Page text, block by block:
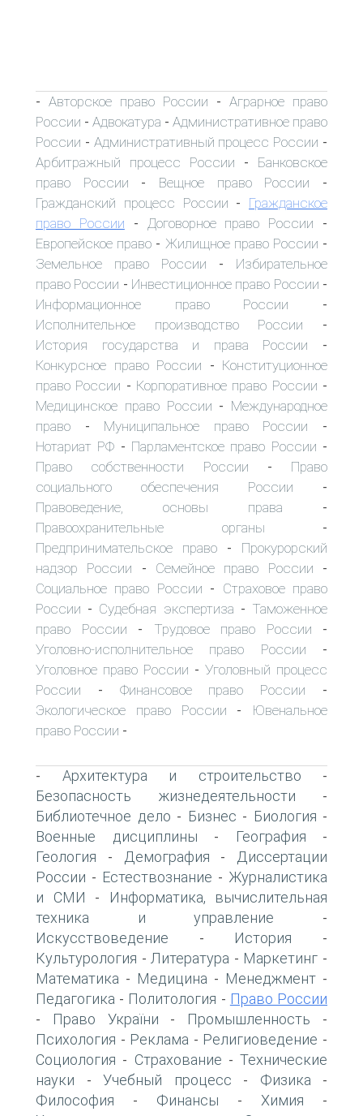
- Авторское право России - Аграрное право
России - Адвокатура - Административное право
России - Административный процесс России -
Арбитражный процесс России - Банковское
право России - Вещное право России -
Гражданский процесс России - Гражданское
право России - Договорное право России -
Европейское право - Жилищное право России -
Земельное право России - Избирательное
право России - Инвестиционное право России -
Информационное право России -
Исполнительное производство России -
История государства и права России -
Конкурсное право России - Конституционное
право России - Корпоративное право России -
Медицинское право России - Международное
право - Муниципальное право России -
Нотариат РФ - Парламентское право России -
Право собственности России - Право
социального обеспечения России -
Правоведение, основы права -
Правоохранительные органы -
Предпринимательское право - Прокурорский
надзор России - Семейное право России -
Социальное право России - Страховое право
России - Судебная экспертиза - Таможенное
право России - Трудовое право России -
Уголовно-исполнительное право России -
Уголовное право России - Уголовный процесс
России - Финансовое право России -
Экологическое право России -
Ювенальное
право России -
- Архитектура и строительство -
Безопасность жизнедеятельности -
Библиотечное дело - Бизнес - Биология -
Военные дисциплины - География -
Геология - Демография -
Диссертации
России - Естествознание - Журналистика
и СМИ -
Информатика, вычислительная
техника и управление -
Искусствоведение - История -
Культурология - Литература - Маркетинг -
Математика - Медицина - Менеджмент -
Педагогика - Политология - Право России
- Право України - Промышленность -
Психология - Реклама - Религиоведение -
Социология - Страхование - Технические
науки - Учебный процесс - Физика -
Философия - Финансы - Химия -